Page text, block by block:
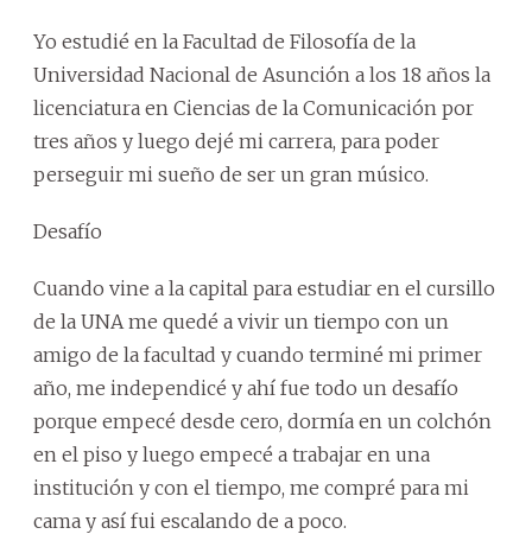
Yo estudié en la Facultad de Filosofía de la
Universidad Nacional de Asunción a los 18 años la
licenciatura en Ciencias de la Comunicación por
tres años y luego dejé mi carrera, para poder
perseguir mi sueño de ser un gran músico.
Desafío
Cuando vine a la capital para estudiar en el cursillo
de la UNA me quedé a vivir un tiempo con un
amigo de la facultad y cuando terminé mi primer
año, me independicé y ahí fue todo un desafío
porque empecé desde cero, dormía en un colchón
en el piso y luego empecé a trabajar en una
institución y con el tiempo, me compré para mi
cama y así fui escalando de a poco.